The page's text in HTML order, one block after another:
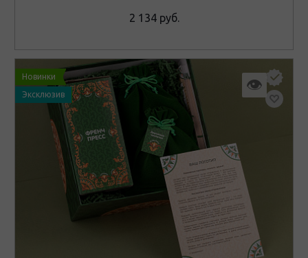
2 134 руб.
Новинки
Эксклюзив
👁